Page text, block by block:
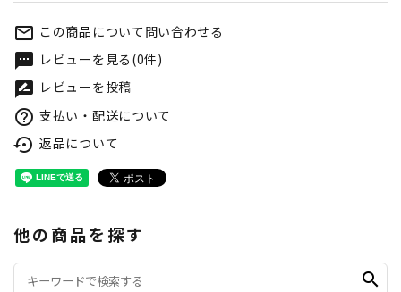
mail_outline この商品について問い合わせる
textsms レビューを見る(0件)
rate_review レビューを投稿
help_outline 支払い・配送について
settings_backup_restore 返品について
他の商品を探す
search